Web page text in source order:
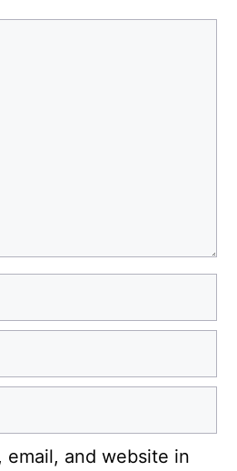
email, and website in